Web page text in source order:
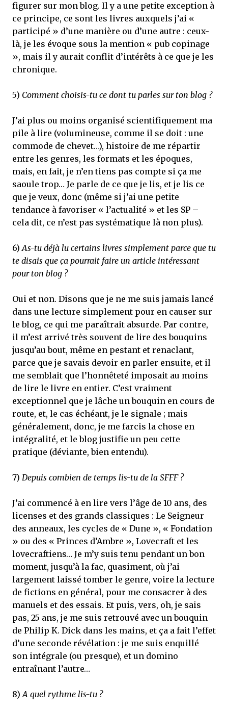
figurer sur mon blog. Il y a une petite exception à
ce principe, ce sont les livres auxquels j’ai «
participé » d’une manière ou d’une autre : ceux-
là, je les évoque sous la mention « pub copinage
», mais il y aurait conflit d’intérêts à ce que je les
chronique.
5) Comment choisis-tu ce dont tu parles sur ton blog ?
J’ai plus ou moins organisé scientifiquement ma
pile à lire (volumineuse, comme il se doit : une
commode de chevet…), histoire de me répartir
entre les genres, les formats et les époques,
mais, en fait, je n’en tiens pas compte si ça me
saoule trop… Je parle de ce que je lis, et je lis ce
que je veux, donc (même si j’ai une petite
tendance à favoriser « l’actualité » et les SP –
cela dit, ce n’est pas systématique là non plus).
6)As-tu déjà lu certains livres simplement parce que tu
te disais que ça pourrait faire un article intéressant
pour ton blog ?
Oui et non. Disons que je ne me suis jamais lancé
dans une lecture simplement pour en causer sur
le blog, ce qui me paraîtrait absurde. Par contre,
il m’est arrivé très souvent de lire des bouquins
jusqu’au bout, même en pestant et renaclant,
parce que je savais devoir en parler ensuite, et il
me semblait que l’honnêteté imposait au moins
de lire le livre en entier. C’est vraiment
exceptionnel que je lâche un bouquin en cours de
route, et, le cas échéant, je le signale ; mais
généralement, donc, je me farcis la chose en
intégralité, et le blog justifie un peu cette
pratique (déviante, bien entendu).
7) Depuis combien de temps lis-tu de la SFFF ?
J’ai commencé à en lire vers l’âge de 10 ans, des
licenses et des grands classiques : Le Seigneur
des anneaux, les cycles de « Dune », « Fondation
» ou des « Princes d’Ambre », Lovecraft et les
lovecraftiens… Je m’y suis tenu pendant un bon
moment, jusqu’à la fac, quasiment, où j’ai
largement laissé tomber le genre, voire la lecture
de fictions en général, pour me consacrer à des
manuels et des essais. Et puis, vers, oh, je sais
pas, 25 ans, je me suis retrouvé avec un bouquin
de Philip K. Dick dans les mains, et ça a fait l’effet
d’une seconde révélation : je me suis enquillé
son intégrale (ou presque), et un domino
entraînant l’autre…
8)A quel rythme lis-tu ?